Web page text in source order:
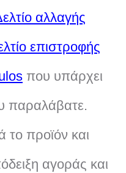
αλλαγής
επιστροφής
που υπάρχει
παραλάβατε.
προϊόν και
αγοράς και